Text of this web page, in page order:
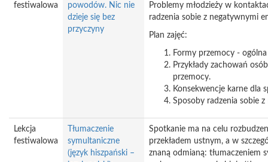
festiwalowa
powodów. Nic nie
dzieje się bez
przyczyny
Problemy młodzieży w
radzenia sobie z negatywnymi
Plan zajęć:
Formy przemocy -
Przykłady zachowań
przemocy.
Konsekwencje karne dla
Sposoby radzenia sobie
Lekcja
festiwalowa
Tłumaczenie
symultaniczne
(język hiszpański –
Spotkanie ma na celu
przekładem ustnym, a w
znaną odmianą: tłumaczeniem